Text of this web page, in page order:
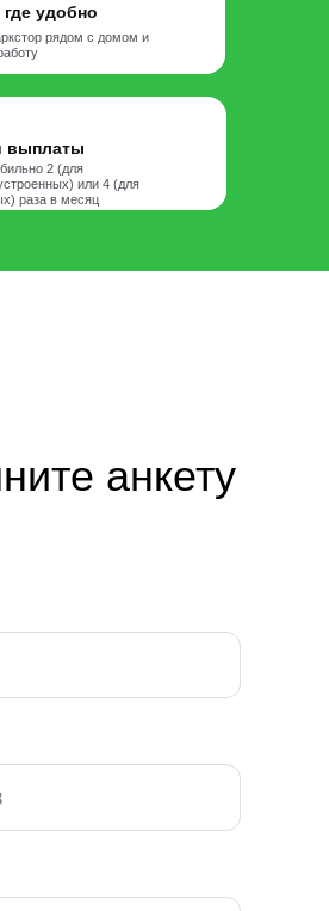
удобно
рядом с домом и
выплаты
2 (для
или 4 (для
раза в месяц
анкету